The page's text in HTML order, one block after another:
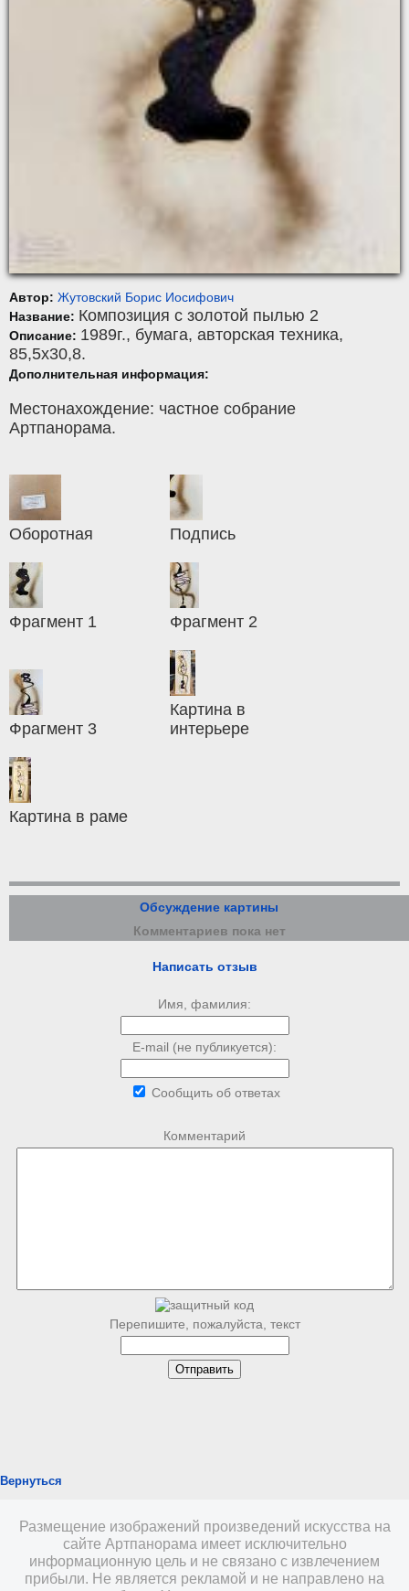
Автор: Жутовский Борис Иосифович
Название: Композиция с золотой пылью 2
Описание: 1989г., бумага, авторская техника,
85,5x30,8.
Дополнительная информация:
Местонахождение: частное собрание
Артпанорама.
Оборотная Подпись
Фрагмент 1 Фрагмент 2
Фрагмент 3
Картина в
интерьере
Картина в раме
Обсуждение картины
Комментариев пока нет
Написать отзыв
Имя, фамилия:
E-mail (не публикуется):
Сообщить об ответах
Комментарий
Перепишите, пожалуйста, текст
Вернуться
Размещение изображений произведений искусства на
сайте Артпанорама имеет исключительно
информационную цель и не связано с извлечением
прибыли. Не является рекламой и не направлено на